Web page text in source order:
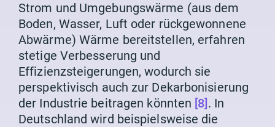
Strom und Umgebungswärme (aus dem
Boden, Wasser, Luft oder rückgewonnene
Abwärme) Wärme bereitstellen, erfahren
stetige Verbesserung und
Effizienzsteigerungen, wodurch sie
perspektivisch auch zur Dekarbonisierung
der Industrie beitragen könnten [8] . In
Deutschland wird beispielsweise die